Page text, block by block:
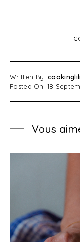
Written By: cookinglili
Posted On: 18
Vous